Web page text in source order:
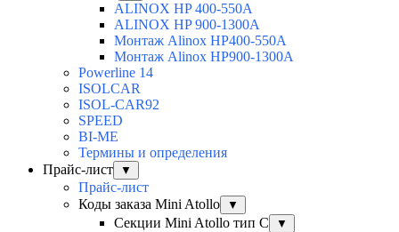
ALINOX HP 400-550A
ALINOX HP 900-1300A
Монтаж Alinox HP400-550A
Монтаж Alinox HP900-1300A
Powerline 14
ISOLCAR
ISOL-CAR92
SPEED
BI-ME
Термины и определения
Прайс-лист
▼
Прайс-лист
Коды заказа Mini Atollo
▼
Секции Mini Atollo тип С ▼